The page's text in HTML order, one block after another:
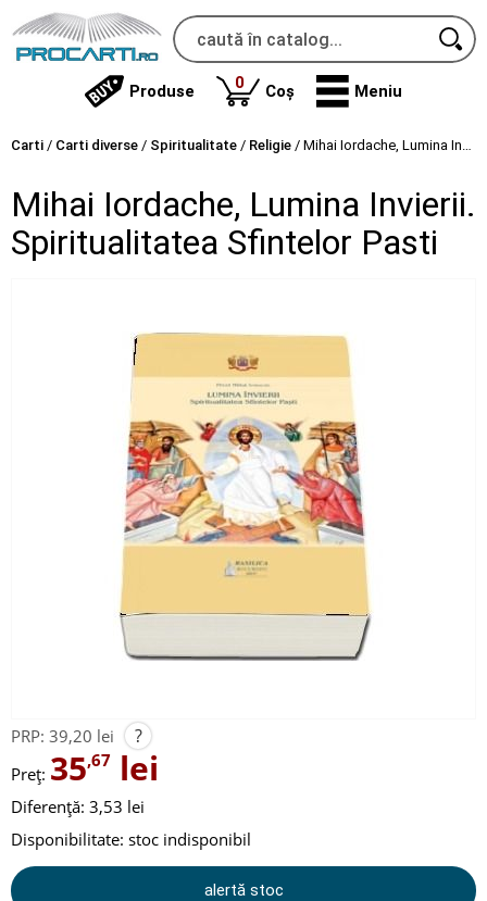
Produse 0produse
Coș Meniu
Carti / Carti diverse / Spiritualitate / Religie / Mihai Iordache, Lumina Invierii. Spiritualitatea Sfintelor Pasti
Mihai Iordache, Lumina Invierii.
Spiritualitatea Sfintelor Pasti
PRP: 39,20 lei ?
Preț: 35,67 lei
Diferență: 3,53 lei
Disponibilitate: stoc indisponibil
alertă stoc